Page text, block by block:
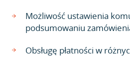
Możliwość ustawienia
podsumowaniu
Obsługę płatności w